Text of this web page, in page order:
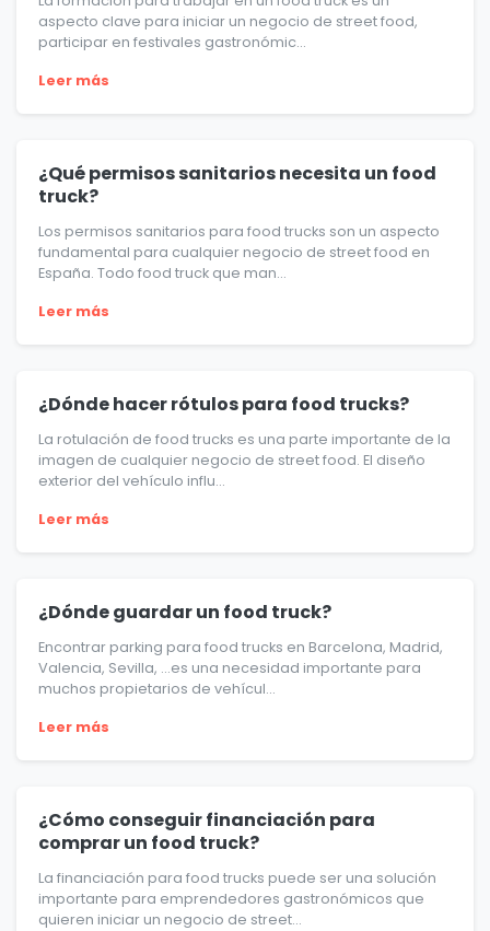
aspecto clave para iniciar un negocio de street food,
participar en festivales gastronómic...
Leer más
¿Qué permisos sanitarios necesita un food
truck?
Los permisos sanitarios para food trucks son un aspecto
fundamental para cualquier negocio de street food en
España. Todo food truck que man...
Leer más
¿Dónde hacer rótulos para food trucks?
La rotulación de food trucks es una parte importante de la
imagen de cualquier negocio de street food. El diseño
exterior del vehículo influ...
Leer más
¿Dónde guardar un food truck?
Encontrar parking para food trucks en Barcelona, Madrid,
Valencia, Sevilla, …es una necesidad importante para
muchos propietarios de vehícul...
Leer más
¿Cómo conseguir financiación para
comprar un food truck?
La financiación para food trucks puede ser una solución
importante para emprendedores gastronómicos que
quieren iniciar un negocio de street...